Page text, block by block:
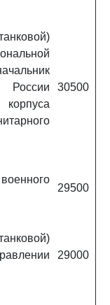
30500
29500
29000